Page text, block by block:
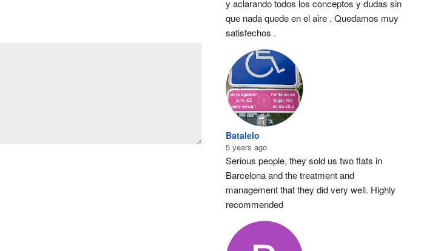
y aclarando todos los conceptos y dudas sin
que nada quede en el aire . Quedamos muy
satisfechos .
Batalelo
5 years ago
Serious people, they sold us two flats in
Barcelona and the treatment and
management that they did very well. Highly
recommended